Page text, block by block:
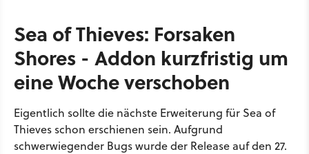
Sea of Thieves: Forsaken
Shores - Addon kurzfristig um
eine Woche verschoben
Eigentlich sollte die nächste Erweiterung für Sea of
Thieves schon erschienen sein. Aufgrund
schwerwiegender Bugs wurde der Release auf den 27.